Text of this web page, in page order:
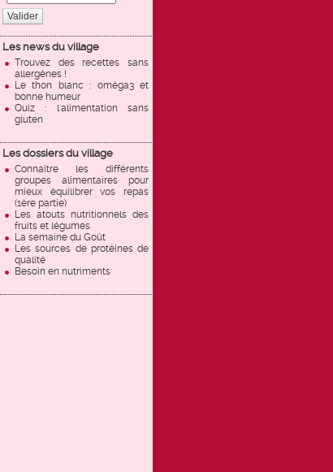
Valider
Les news du village
Trouvez des recettes sans
allergènes !
Le thon blanc : oméga3 et
bonne humeur
Quiz : l'alimentation sans
gluten
Les dossiers du village
Connaître les différents
groupes alimentaires pour
mieux équilibrer vos repas
(1ère partie)
Les atouts nutritionnels des
fruits et légumes
La semaine du Goût
Les sources de protéines de
qualité
Besoin en nutriments